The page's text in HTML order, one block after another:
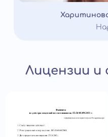
Лицензии